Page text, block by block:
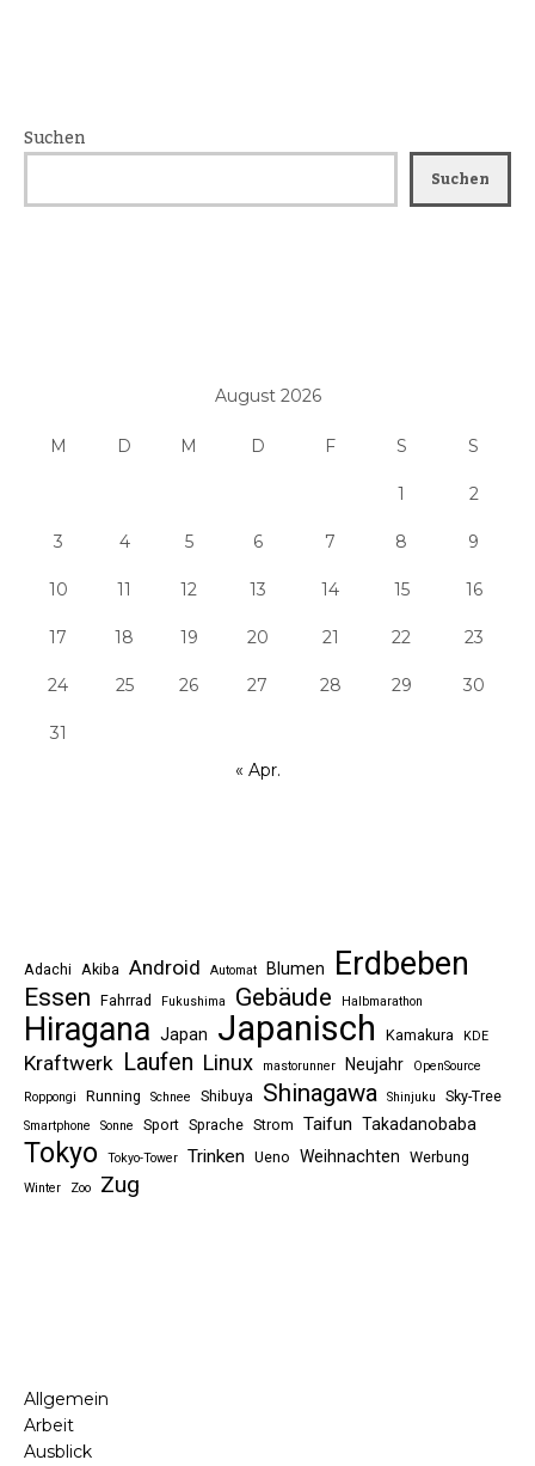
Suchen
Suchen
August 2026
M D M D F S S
1 2
3 4 5 6 7 8 9
10 11 12 13 14 15 16
17 18 19 20 21 22 23
24 25 26 27 28 29 30
31
« Apr.
Adachi Akiba Android Automat Blumen Erdbeben
Essen Fahrrad Fukushima Gebäude Halbmarathon
Hiragana Japan Japanisch Kamakura KDE
Kraftwerk Laufen Linux mastorunner Neujahr
OpenSource
Roppongi
Running Schnee Shibuya Shinagawa Shinjuku Sky-Tree
Smartphone Sonne Sport Sprache Strom Taifun Takadanobaba
Tokyo Tokyo-Tower Trinken Ueno Weihnachten Werbung
Winter Zoo Zug
Allgemein
Arbeit
Ausblick